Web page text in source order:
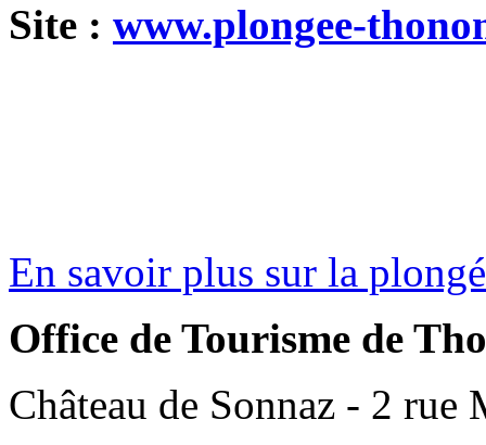
Site : www.plongee-
En savoir plus sur la
Office de Tourisme de
Château de Sonnaz - 2 rue